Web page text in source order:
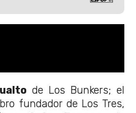
de Los Bunkers; el
fundador de Los Tres,